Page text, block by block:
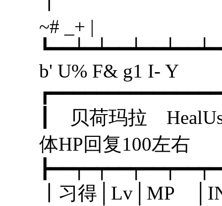
~# _+ |
b' U% F& g1 I- Y
┃ 贝荷玛拉
体HP回复
┃习得│Lv│MP